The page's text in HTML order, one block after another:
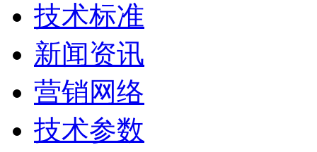
技术标准
新闻资讯
营销网络
技术参数